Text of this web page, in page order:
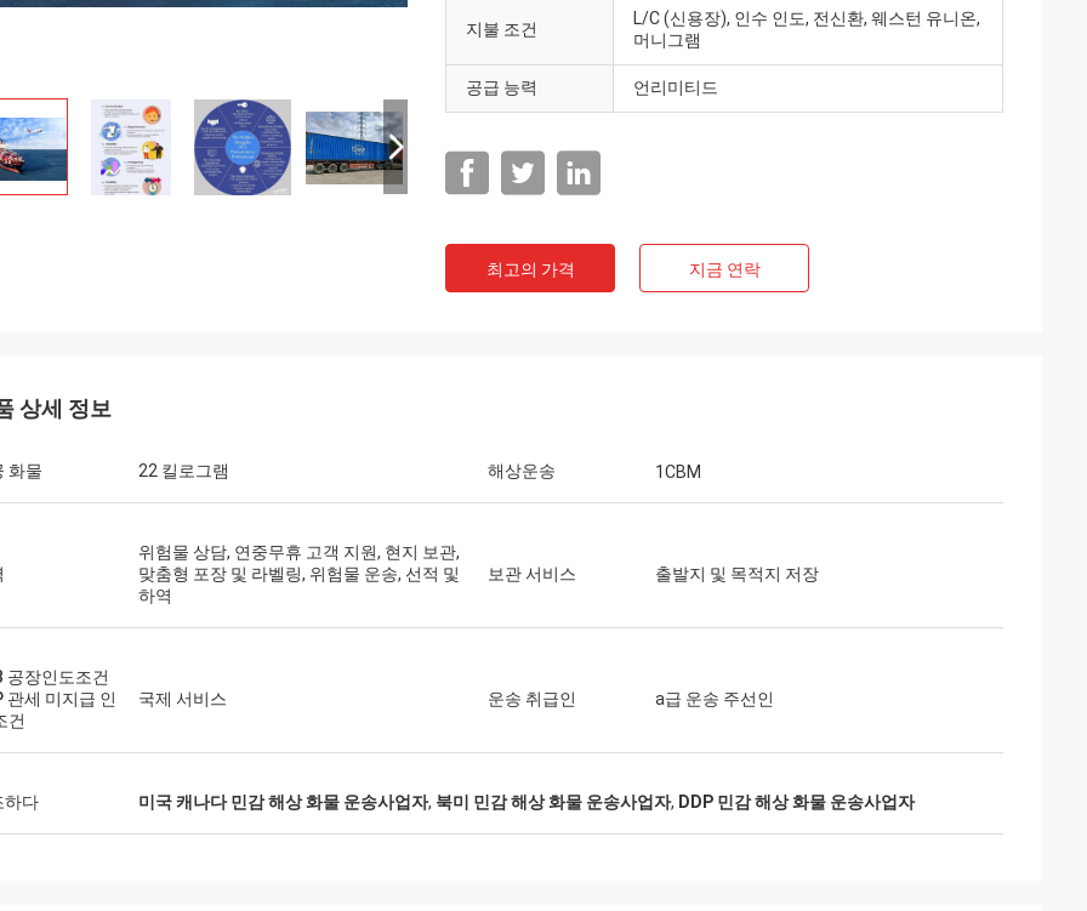
지불 조건
L/C (신용장), 인수 인도, 전신환, 웨스턴 유니온,
머니그램
공급 능력 언리미티드
최고의 가격 지금 연락
상세 정보
화물 22 킬로그램 해상운송 1CBM
위험물 상담, 연중무휴 고객 지원, 현지 보관,
맞춤형 포장 및 라벨링, 위험물 운송, 선적 및
하역
보관 서비스 출발지 및 목적지 저장
공장인도조건
관세 미지급 인
건
국제 서비스 운송 취급인 a급 운송 주선인
하다 미국 캐나다 민감 해상 화물 운송사업자, 북미 민감 해상 화물 운송사업자, DDP 민감 해상 화물 운송사업자